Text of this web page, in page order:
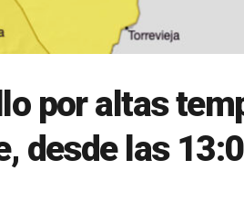
por altas
desde las